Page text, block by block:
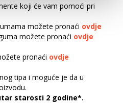
koji će vam pomoći pri
možete pronaći ovdje
možete pronaći ovdje
pronaći ovdje
tipa i moguće je da u
starosti 2 godine*.